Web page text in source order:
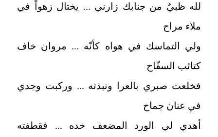
لله ظبيٌ من جنابك زارني ... يختال زهواً في
ملاء مراح
ولي التماسك في هواه كأنّه ... مروان خاف
كتائب السفّاح
فخلعت صبري بالعرا ونبذته ... وركبت وجدي
في عنان جماح
أهدي لي الورد المضعف خده ... فقطفته